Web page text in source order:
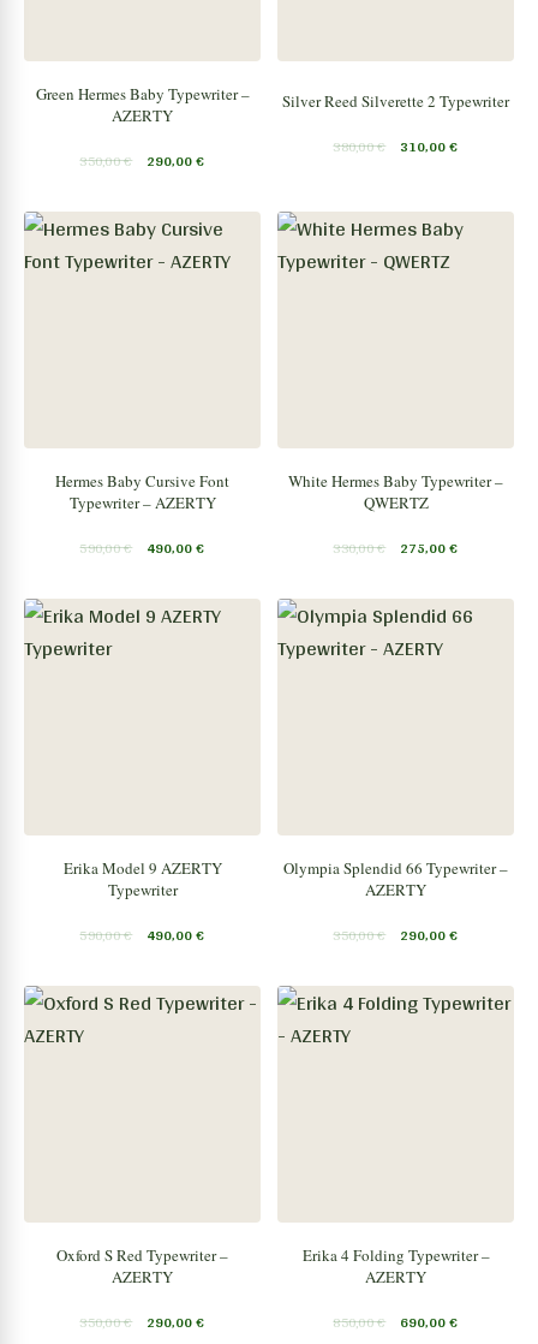
Green Hermes Baby Typewriter –
AZERTY
350,00€ 290,00€
Silver Reed Silverette 2 Typewriter
380,00€ 310,00€
Hermes Baby Cursive Font
Typewriter – AZERTY
590,00€ 490,00€
White Hermes Baby Typewriter –
QWERTZ
330,00€ 275,00€
Erika Model 9 AZERTY
Typewriter
590,00€ 490,00€
Olympia Splendid 66 Typewriter –
AZERTY
350,00€ 290,00€
Oxford S Red Typewriter –
AZERTY
350,00€ 290,00€
Erika 4 Folding Typewriter –
AZERTY
850,00€ 690,00€